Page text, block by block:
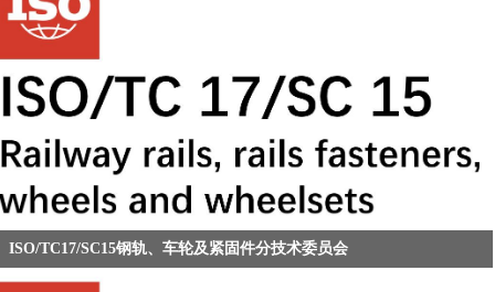
ISO/TC17/SC15钢轨、车轮及紧固件分技术委员会